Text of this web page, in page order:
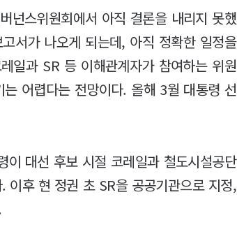
넌스위원회에서 아직 결론을 내리지 못했
서가 나오게 되는데, 아직 정확한 일정을
일과 SR 등 이해관계자가 참여하는 위원
어렵다는 전망이다. 올해 3월 대통령 선
대선 후보 시절 코레일과 철도시설공단
이후 현 정권 초 SR을 공공기관으로 지정,